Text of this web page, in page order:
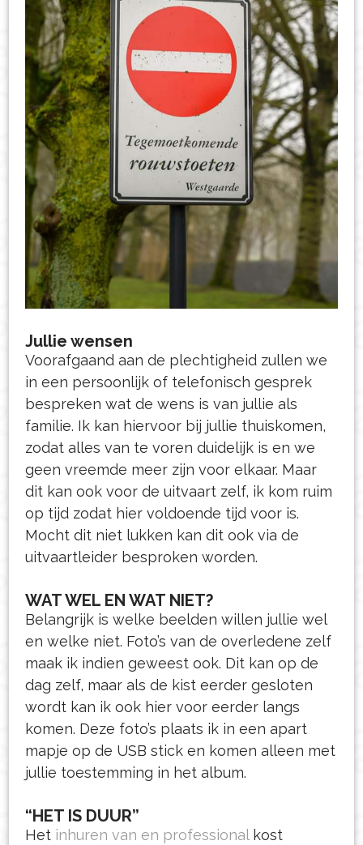
Jullie wensen
Voorafgaand aan de plechtigheid zullen we
in een persoonlijk of telefonisch gesprek
bespreken wat de wens is van jullie als
familie. Ik kan hiervoor bij jullie thuiskomen,
zodat alles van te voren duidelijk is en we
geen vreemde meer zijn voor elkaar. Maar
dit kan ook voor de uitvaart zelf, ik kom ruim
op tijd zodat hier voldoende tijd voor is.
Mocht dit niet lukken kan dit ook via de
uitvaartleider besproken worden.
WAT WEL EN WAT NIET?
Belangrijk is welke beelden willen jullie wel
en welke niet. Foto’s van de overledene zelf
maak ik indien geweest ook. Dit kan op de
dag zelf, maar als de kist eerder gesloten
wordt kan ik ook hier voor eerder langs
komen. Deze foto’s plaats ik in een apart
mapje op de USB stick en komen alleen met
jullie toestemming in het album.
“HET IS DUUR”
Het inhuren van en professional kost